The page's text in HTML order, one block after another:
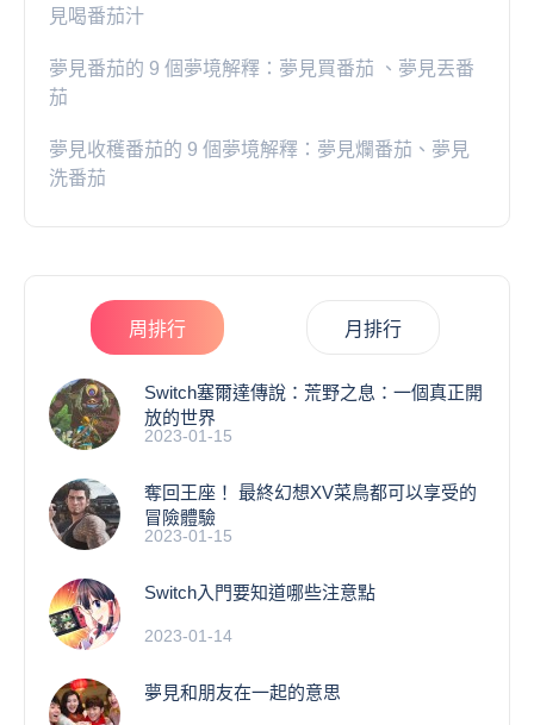
見喝番茄汁
夢見番茄的 9 個夢境解釋：夢見買番茄 、夢見丟番
茄
夢見收穫番茄的 9 個夢境解釋：夢見爛番茄、夢見
洗番茄
周排行 月排行
Switch塞爾達傳說：荒野之息：一個真正開
放的世界
2023-01-15
奪回王座！ 最終幻想XV菜鳥都可以享受的
冒險體驗
2023-01-15
Switch入門要知道哪些注意點
2023-01-14
夢見和朋友在一起的意思